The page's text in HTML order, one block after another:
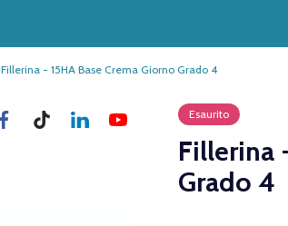
Fillerina - 15HA Base Crema Giorno Grado 4
Esaurito
Fillerina
Grado 4